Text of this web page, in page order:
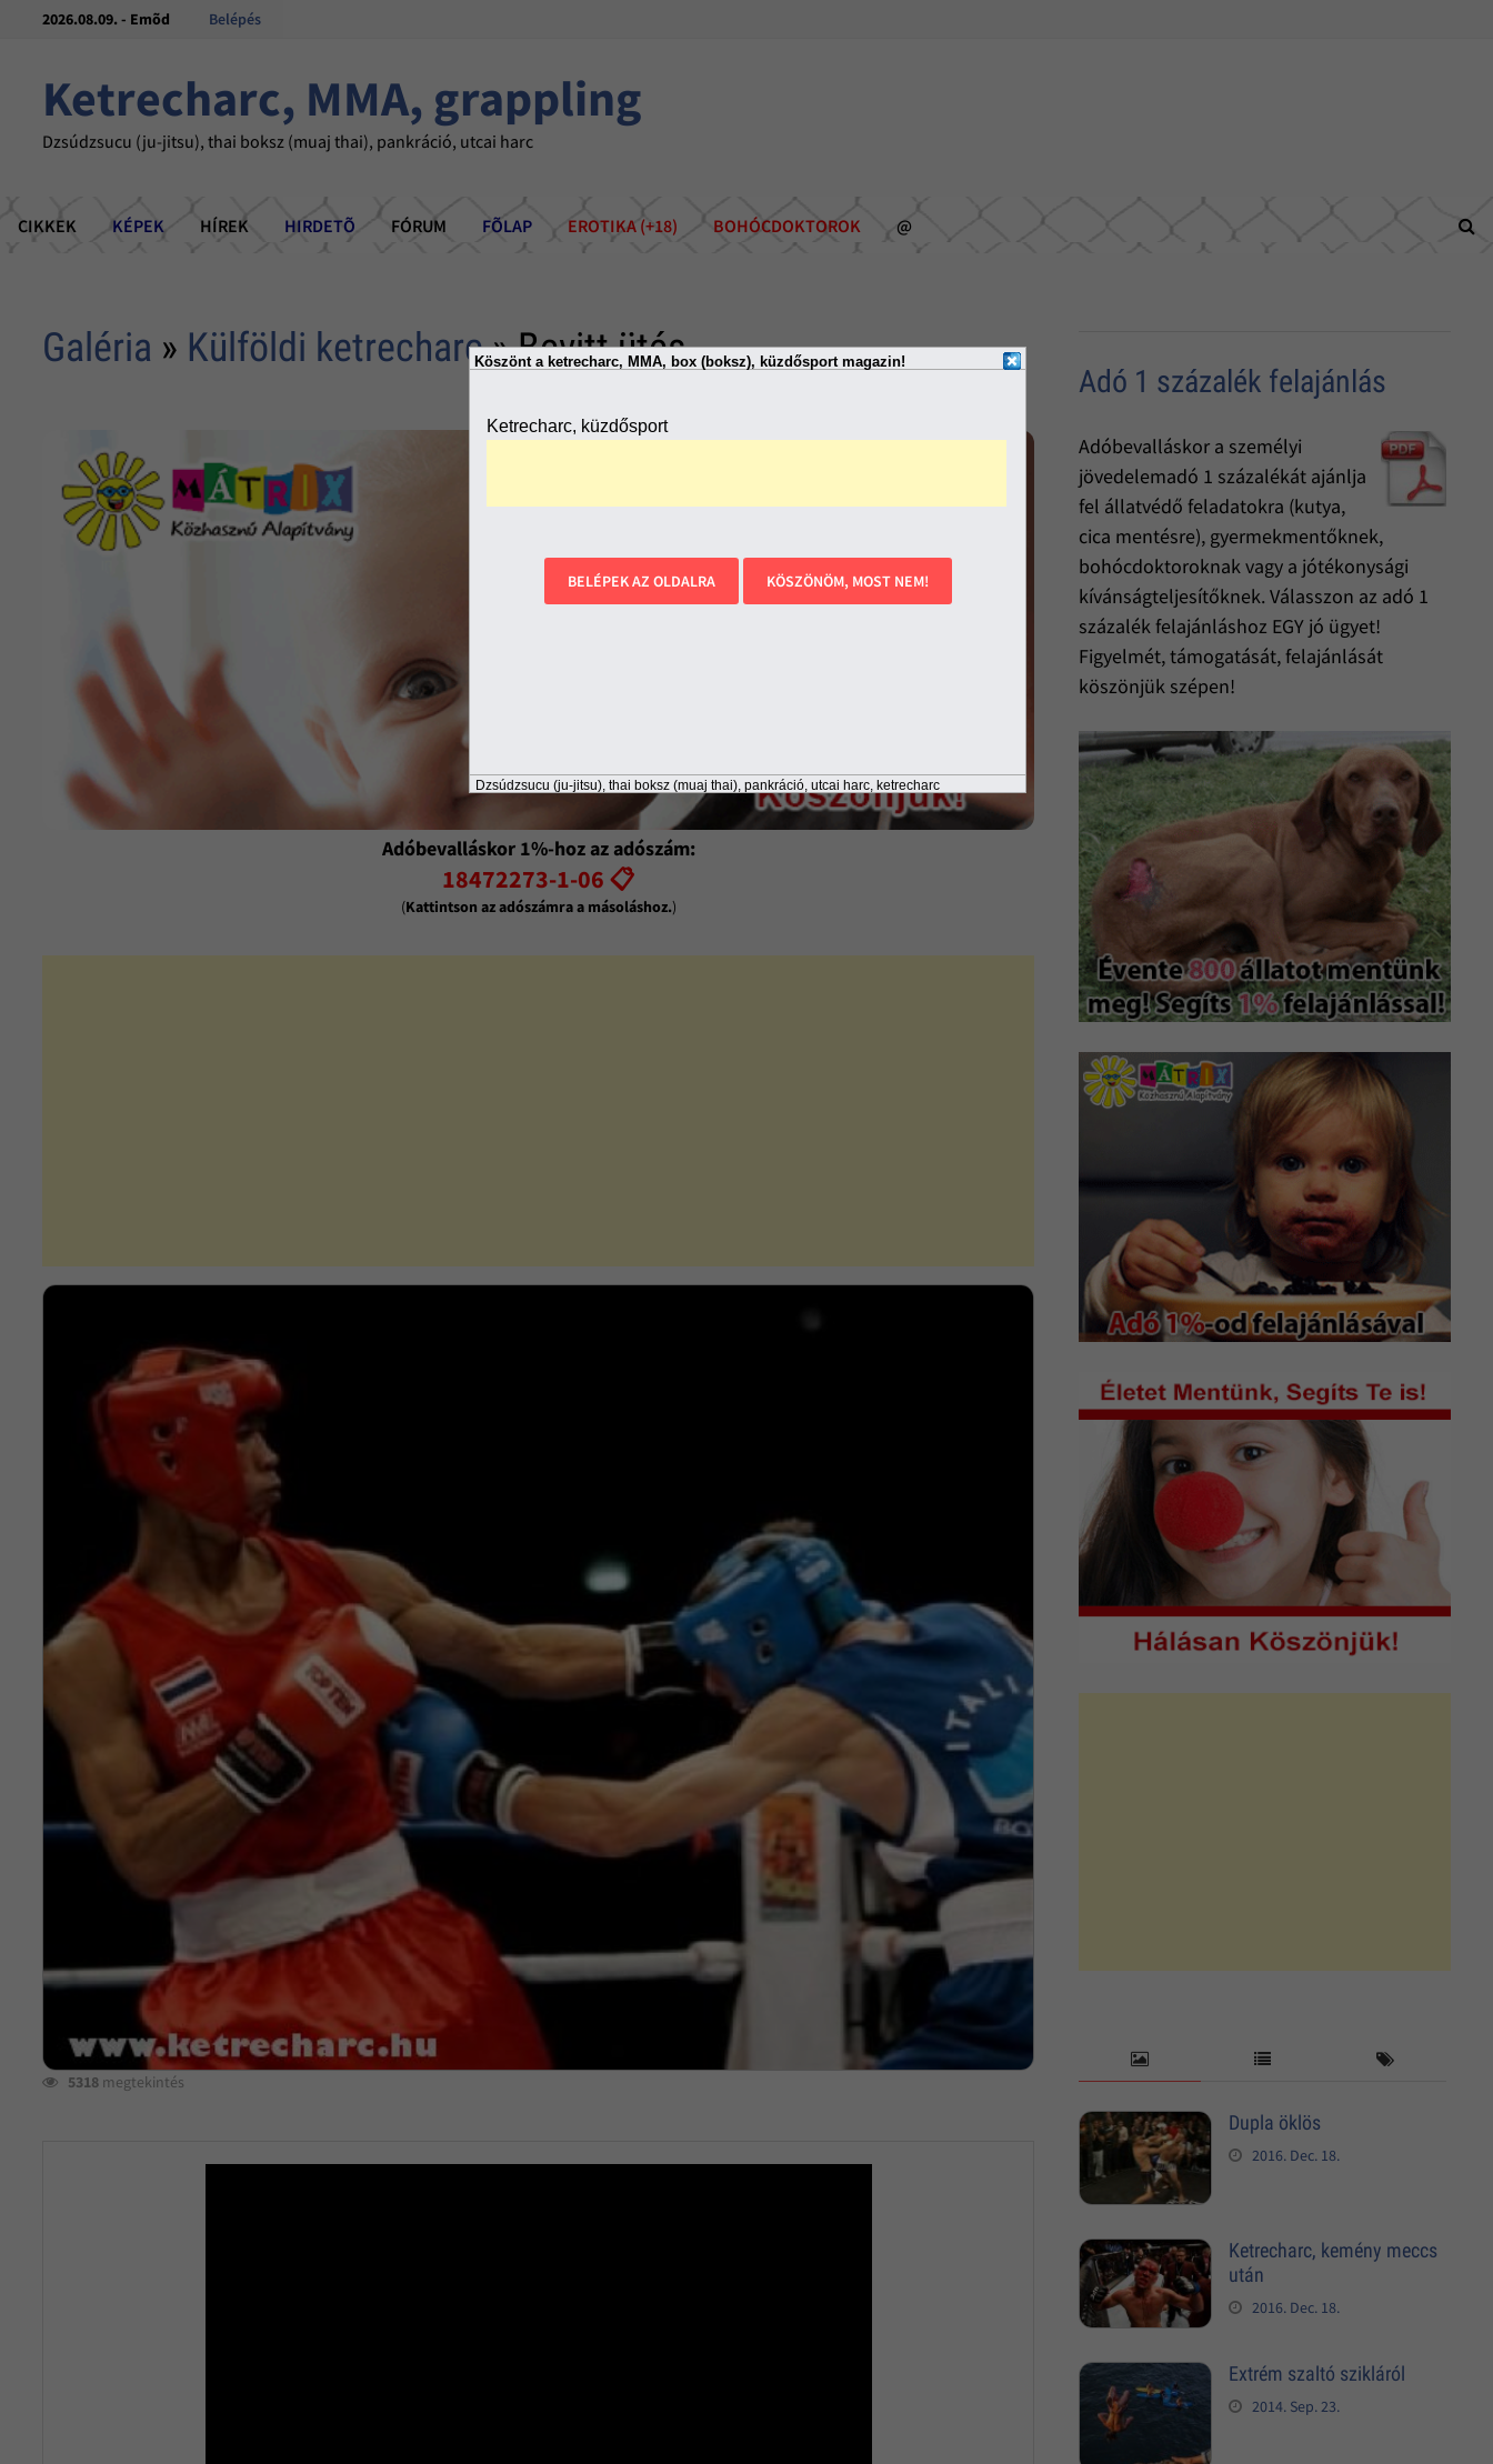
Köszönt a ketrecharc, MMA, box (boksz), küzdősport magazin!
Ketrecharc, küzdősport
BELÉPEK AZ OLDALRA KÖSZÖNÖM, MOST NEM!
Dzsúdzsucu (ju-jitsu), thai boksz (muaj thai), pankráció, utcai harc, ketrecharc
2026.08.09. - Emõd Belépés
Ketrecharc, MMA, grappling
Dzsúdzsucu (ju-jitsu), thai boksz (muaj thai), pankráció, utcai harc
CIKKEK KÉPEK HÍREK HIRDETÕ FÓRUM FÕLAP EROTIKA (+18) BOHÓCDOKTOROK @
Galéria » Külföldi ketrecharc» Bevitt ütés
Adóbevalláskor 1%-hoz az adószám:
18472273-1-06 📋
(Kattintson az adószámra a másoláshoz.)
5318 megtekintés
Adó 1 százalék felajánlás
Adóbevalláskor a személyi
jövedelemadó 1 százalékát ajánlja
fel állatvédő feladatokra (kutya,
cica mentésre), gyermekmentőknek,
bohócdoktoroknak vagy a jótékonysági
kívánságteljesítőknek. Válasszon az adó 1
százalék felajánláshoz EGY jó ügyet!
Figyelmét, támogatását, felajánlását
köszönjük szépen!
Dupla öklös
2016. Dec. 18.
Ketrecharc, kemény meccs
után
2016. Dec. 18.
Extrém szaltó szikláról
2014. Sep. 23.